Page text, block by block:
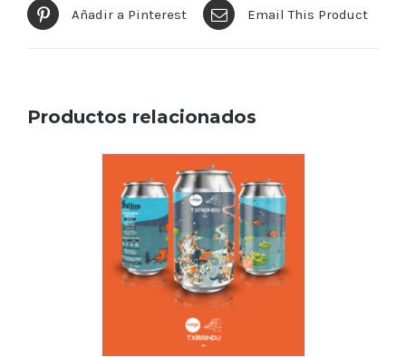
Añadir a Pinterest Email This Product
Productos relacionados